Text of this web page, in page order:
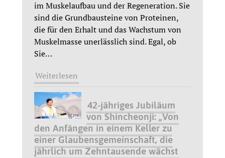
im Muskelaufbau und der Regeneration. Sie
sind die Grundbausteine von Proteinen,
die für den Erhalt und das Wachstum von
Muskelmasse unerlässlich sind. Egal, ob
Sie…
Weiterlesen
42-jähriges Jubiläum
von Shincheonji: „Von
den Anfängen in einem Keller zu
einer Glaubensgemeinschaft, die
jährlich um Zehntausende wächst